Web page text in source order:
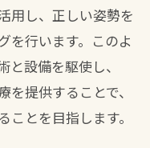
用し、正しい姿勢を
を行います。このよ
設備を駆使し、
提供することで、
とを目指します。